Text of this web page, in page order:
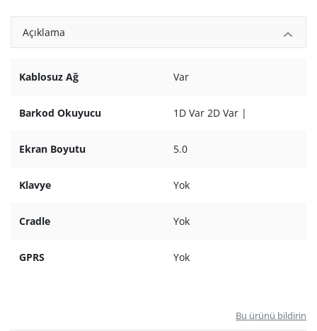
Açıklama
Kablosuz Ağ Var
Barkod Okuyucu 1D Var 2D Var |
Ekran Boyutu 5.0
Klavye Yok
Cradle Yok
GPRS Yok
Bu ürünü bildirin